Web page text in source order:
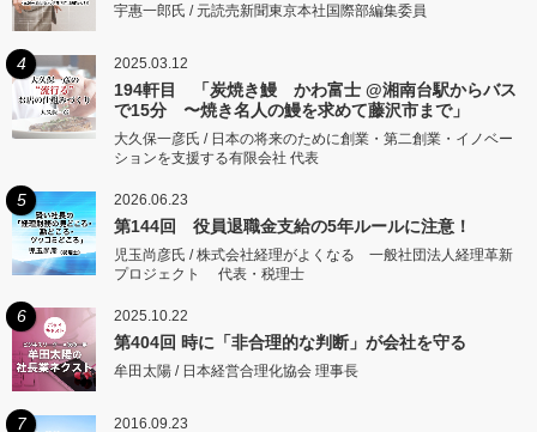
宇惠一郎氏 / 元読売新聞東京本社国際部編集委員
4 2025.03.12
194軒目 「炭焼き鰻 かわ富士 @湘南台駅からバス
で15分 〜焼き名人の鰻を求めて藤沢市まで」
大久保一彦氏 / 日本の将来のために創業・第二創業・イノベー
ションを支援する有限会社 代表
5 2026.06.23
第144回 役員退職金支給の5年ルールに注意！
児玉尚彦氏 / 株式会社経理がよくなる 一般社団法人経理革新
プロジェクト 代表・税理士
6 2025.10.22
第404回 時に「非合理的な判断」が会社を守る
牟田太陽 / 日本経営合理化協会 理事長
7 2016.09.23